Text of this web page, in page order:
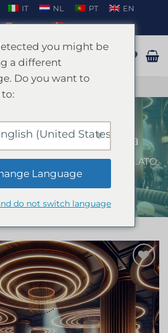
IT NL PT
EN
EN_US
DA
SU WHATSAPP
Magaluf Mallorca
/ FESTA DI ADDIO AL NUBILATO
A MAIORCA
Aggiungi
alla lista
desideri
you might be
a different
Do you want to
(United States)
Language
do not switch language